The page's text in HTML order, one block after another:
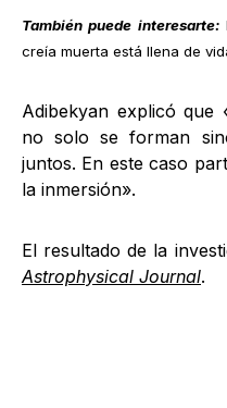
También puede interesarte:
creía muerta está llena de
Adibekyan explicó que
no solo se forman
juntos. En este caso
la inmersión».
El resultado de la
Astrophysical Journal.